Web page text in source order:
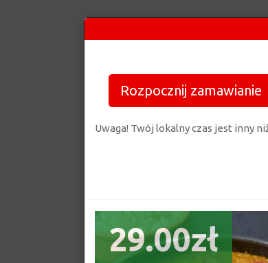
Rozpocznij zamawianie
Uwaga! Twój lokalny czas jest inny
29.00zł